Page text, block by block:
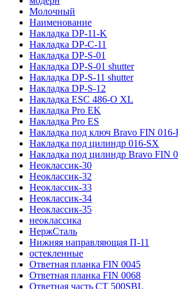
Молочный
Наименование
Накладка DP-11-K
Накладка DP-C-11
Накладка DP-S-01
Накладка DP-S-01 shutter
Накладка DP-S-11 shutter
Накладка DP-S-12
Накладка ESC 486-O XL
Накладка Pro EK
Накладка Pro ES
Накладка под ключ Bravo FIN 016-
Накладка под цилиндр 016-SX
Накладка под цилиндр Bravo FIN
Неоклассик-30
Неоклассик-32
Неоклассик-33
Неоклассик-34
Неоклассик-35
неоклассика
НержСталь
Нижняя направляющая П-11
остекленные
Ответная планка FIN 0045
Ответная планка FIN 0068
Ответная часть СТ 500SBL